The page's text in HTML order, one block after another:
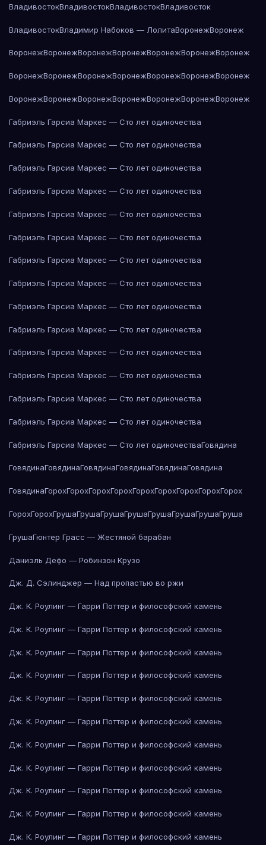
ВладивостокВладивостокВладивостокВладивосток
ВладивостокВладимир Набоков — ЛолитаВоронежВоронеж
ВоронежВоронежВоронежВоронежВоронежВоронежВоронеж
ВоронежВоронежВоронежВоронежВоронежВоронежВоронеж
ВоронежВоронежВоронежВоронежВоронежВоронежВоронеж
Габриэль Гарсиа Маркес — Сто лет одиночества
Габриэль Гарсиа Маркес — Сто лет одиночества
Габриэль Гарсиа Маркес — Сто лет одиночества
Габриэль Гарсиа Маркес — Сто лет одиночества
Габриэль Гарсиа Маркес — Сто лет одиночества
Габриэль Гарсиа Маркес — Сто лет одиночества
Габриэль Гарсиа Маркес — Сто лет одиночества
Габриэль Гарсиа Маркес — Сто лет одиночества
Габриэль Гарсиа Маркес — Сто лет одиночества
Габриэль Гарсиа Маркес — Сто лет одиночества
Габриэль Гарсиа Маркес — Сто лет одиночества
Габриэль Гарсиа Маркес — Сто лет одиночества
Габриэль Гарсиа Маркес — Сто лет одиночества
Габриэль Гарсиа Маркес — Сто лет одиночества
Габриэль Гарсиа Маркес — Сто лет одиночестваГовядина
ГовядинаГовядинаГовядинаГовядинаГовядинаГовядина
ГовядинаГорохГорохГорохГорохГорохГорохГорохГорохГорох
ГорохГорохГрушаГрушаГрушаГрушаГрушаГрушаГрушаГруша
ГрушаГюнтер Грасс — Жестяной барабан
Даниэль Дефо — Робинзон Крузо
Дж. Д. Сэлинджер — Над пропастью во ржи
Дж. К. Роулинг — Гарри Поттер и философский камень
Дж. К. Роулинг — Гарри Поттер и философский камень
Дж. К. Роулинг — Гарри Поттер и философский камень
Дж. К. Роулинг — Гарри Поттер и философский камень
Дж. К. Роулинг — Гарри Поттер и философский камень
Дж. К. Роулинг — Гарри Поттер и философский камень
Дж. К. Роулинг — Гарри Поттер и философский камень
Дж. К. Роулинг — Гарри Поттер и философский камень
Дж. К. Роулинг — Гарри Поттер и философский камень
Дж. К. Роулинг — Гарри Поттер и философский камень
Дж. К. Роулинг — Гарри Поттер и философский камень